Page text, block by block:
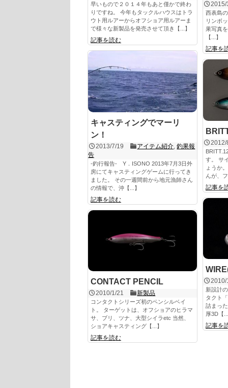
2015/
西表島
リンボ
果写真
【...】
記事を
早いもので２０１４年もあと僅かで終わ
りですね。 今年もタックルハウスはトラ
ウト用ルアーからオフショア用ルアーま
で様々な新製品を発売させて頂き【...】
記事を読む
キャスティングでマーリ
ン！
2013/7/19 アイテム紹介 ,釣果報
告
-釣行報告- Y．ISONO 2013年7月3日外
房にてキャスティングゲームに行ってき
ました。 その一週間前から地元漁師さん
の情報で、沖【...】
記事を読む
2012/
す。 サ
ょうか
んが、
記事を
2010/
新設計
タクト
詰まっ
厚3D【
記事を
CONTACT PENCIL
2010/1/21 新製品
コンタクトシリーズ初のペンシルベイ
ト。 ターゲットは、オフショアのヒラマ
サ、ブリ、ツナ、大型シイラetc 当然、
ショアキャスティング【...】
記事を読む